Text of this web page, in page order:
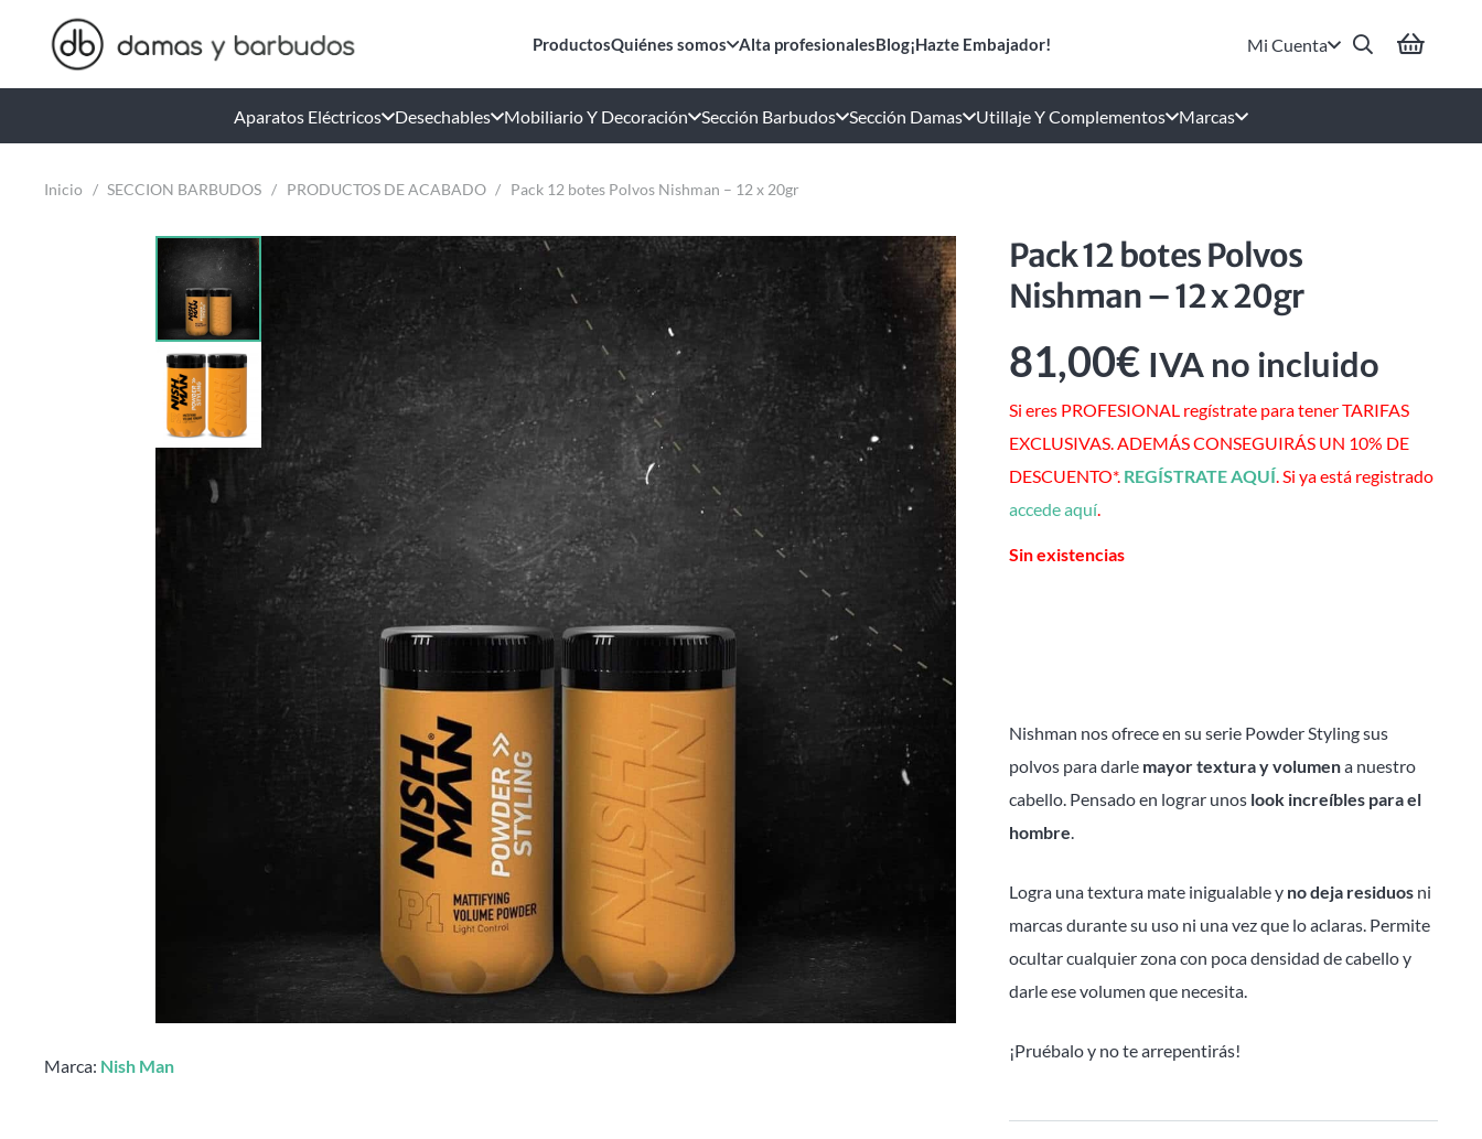
ProductosQuiénes somos Alta profesionalesBlog¡Hazte Embajador! Mi Cuenta
Aparatos Eléctricos Desechables Mobiliario Y Decoración Sección Barbudos Sección Damas Utillaje Y Complementos Marcas
Inicio / SECCION BARBUDOS / PRODUCTOS DE ACABADO / Pack 12 botes Polvos Nishman – 12 x 20gr
Marca: Nish Man
Pack 12 botes Polvos
Nishman – 12 x 20gr
81,00€ IVA no incluido
Si eres PROFESIONAL regístrate para tener TARIFAS
EXCLUSIVAS. ADEMÁS CONSEGUIRÁS UN 10% DE
DESCUENTO*. REGÍSTRATE AQUÍ. Si ya está registrado
accede aquí.
Sin existencias
Nishman nos ofrece en su serie Powder Styling sus
polvos para darle mayor textura y volumena nuestro
cabello. Pensado en lograr unos look increíbles para el
hombre
Logra una textura mate inigualable y no deja residuosni
marcas durante su uso ni una vez que lo aclaras. Permite
ocultar cualquier zona con poca densidad de cabello y
darle ese volumen que necesita.
¡Pruébalo y no te arrepentirás!